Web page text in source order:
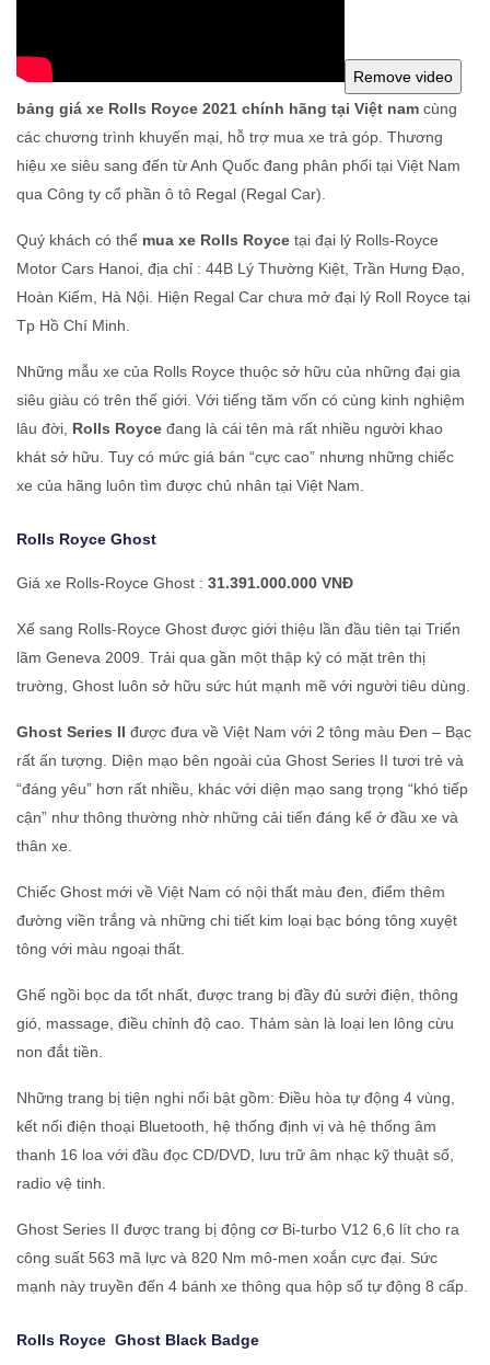
bảng giá xe Rolls Royce 2021 chính hãng tại Việt nam cùng
các chương trình khuyến mại, hỗ trợ mua xe trả góp. Thương
hiệu xe siêu sang đến từ Anh Quốc đang phân phối tại Việt Nam
qua Công ty cổ phần ô tô Regal (Regal Car).
Quý khách có thể mua xe Rolls Royce tại đại lý Rolls-Royce
Motor Cars Hanoi, địa chỉ : 44B Lý Thường Kiệt, Trần Hưng Đạo,
Hoàn Kiếm, Hà Nội. Hiện Regal Car chưa mở đại lý Roll Royce tại
Tp Hồ Chí Minh.
Những mẫu xe của Rolls Royce thuộc sở hữu của những đại gia
siêu giàu có trên thế giới. Với tiếng tăm vốn có cùng kinh nghiệm
lâu đời, Rolls Royce đang là cái tên mà rất nhiều người khao
khát sở hữu. Tuy có mức giá bán “cực cao” nhưng những chiếc
xe của hãng luôn tìm được chủ nhân tại Việt Nam.
Rolls Royce Ghost
Giá xe Rolls-Royce Ghost : 31.391.000.000 VNĐ
Xế sang Rolls-Royce Ghost được giới thiệu lần đầu tiên tại Triển
lãm Geneva 2009. Trải qua gần một thập kỷ có mặt trên thị
trường, Ghost luôn sở hữu sức hút mạnh mẽ với người tiêu dùng.
Ghost Series II được đưa về Việt Nam với 2 tông màu Đen – Bạc
rất ấn tượng. Diện mạo bên ngoài của Ghost Series II tươi trẻ và
“đáng yêu” hơn rất nhiều, khác với diện mạo sang trọng “khó tiếp
cận” như thông thường nhờ những cải tiến đáng kể ở đầu xe và
thân xe.
Chiếc Ghost mới về Việt Nam có nội thất màu đen, điểm thêm
đường viền trắng và những chi tiết kim loại bạc bóng tông xuyệt
tông với màu ngoại thất.
Ghế ngồi bọc da tốt nhất, được trang bị đầy đủ sưởi điện, thông
gió, massage, điều chỉnh độ cao. Thảm sàn là loại len lông cừu
non đắt tiền.
Những trang bị tiện nghi nổi bật gồm: Điều hòa tự động 4 vùng,
kết nối điện thoại Bluetooth, hệ thống định vị và hệ thống âm
thanh 16 loa với đầu đọc CD/DVD, lưu trữ âm nhạc kỹ thuật số,
radio vệ tinh.
Ghost Series II được trang bị động cơ Bi-turbo V12 6,6 lít cho ra
công suất 563 mã lực và 820 Nm mô-men xoắn cực đại. Sức
mạnh này truyền đến 4 bánh xe thông qua hộp số tự động 8 cấp.
Rolls Royce Ghost Black Badge